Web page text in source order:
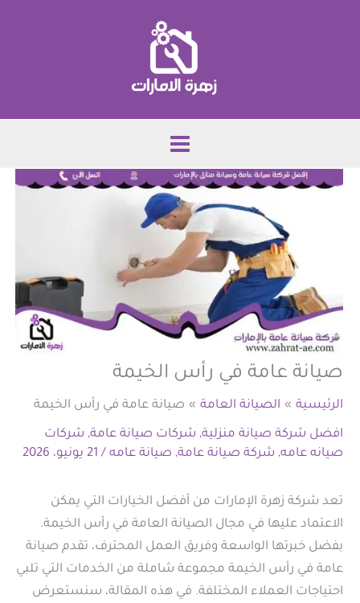
صيانة عامة في رأس الخيمة
الرئيسية الصيانة العامة صيانة عامة في رأس الخيمة
افضل شركة صيانة منزلية, شركات صيانة عامة, شركات
صيانه عامه, شركة صيانة عامة, صيانة عامه / 21 يونيو، 2026
تعد شركة زهرة الإمارات من أفضل الخيارات التي يمكن
الاعتماد عليها في مجال الصيانة العامة في رأس الخيمة.
بفضل خبرتها الواسعة وفريق العمل المحترف، تقدم صيانة
عامة في رأس الخيمة مجموعة شاملة من الخدمات التي تلبي
احتياجات العملاء المختلفة. في هذه المقالة، سنستعرض